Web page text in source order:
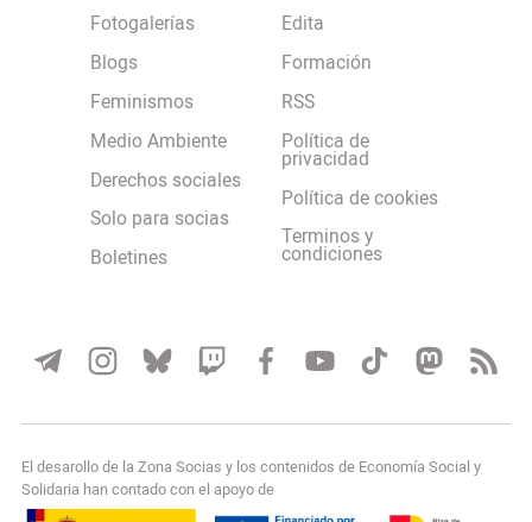
Fotogalerías
Blogs
Feminismos
Medio Ambiente
Derechos sociales
Solo para socias
Boletines
Edita
Formación
RSS
Política de
privacidad
Política de cookies
Terminos y
condiciones
El desarollo de la Zona Socias y los contenidos de Economía Social y
Solidaria han contado con el apoyo de